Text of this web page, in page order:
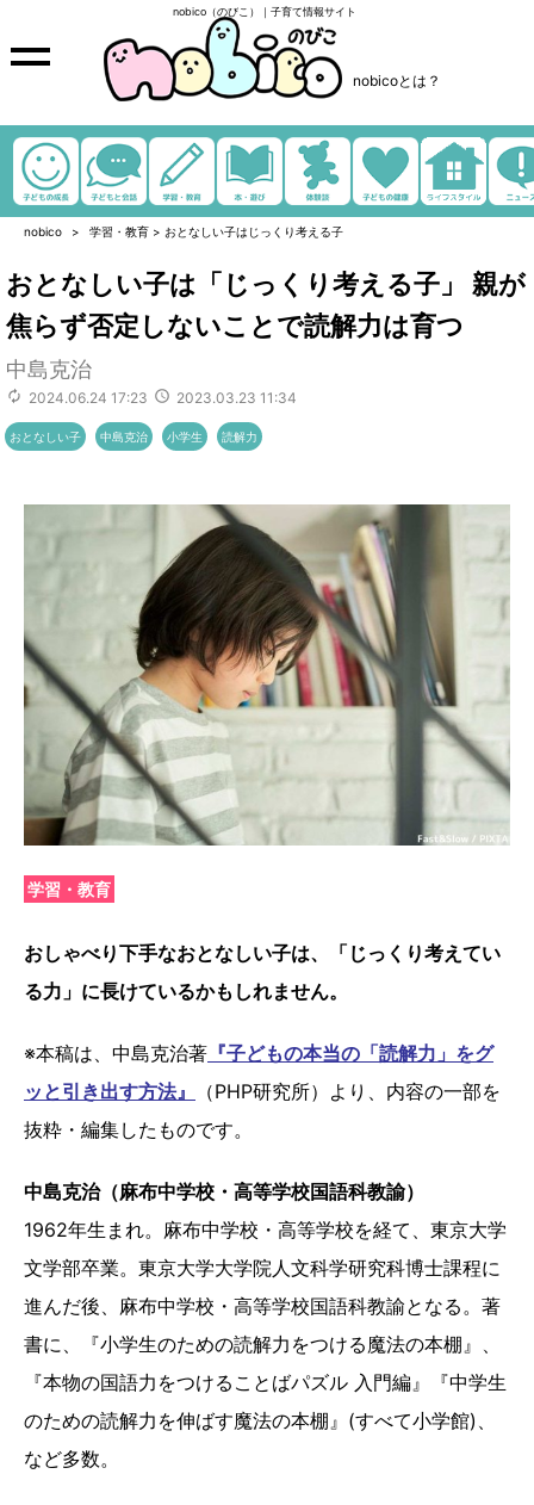
nobico（のびこ）｜子育て情報サイト
nobicoとは？
nobico 学習・教育 > おとなしい子はじっくり考える子
おとなしい子は「じっくり考える子」 親が
焦らず否定しないことで読解力は育つ
中島克治
2024.06.24 17:23 2023.03.23 11:34
おとなしい子 中島克治 小学生 読解力
学習・教育
おしゃべり下手なおとなしい子は、「じっくり考えてい
る力」に長けているかもしれません。
※本稿は、中島克治著 『子どもの本当の「読解力」をグ
ッと引き出す方法』
（PHP研究所）より、内容の一部を
抜粋・編集したものです。
中島克治（麻布中学校・高等学校国語科教諭）
1962年生まれ。麻布中学校・高等学校を経て、東京大学
文学部卒業。東京大学大学院人文科学研究科博士課程に
進んだ後、麻布中学校・高等学校国語科教諭となる。著
書に、『小学生のための読解力をつける魔法の本棚』、
『本物の国語力をつけることばパズル 入門編』『中学生
のための読解力を伸ばす魔法の本棚』(すべて小学館)、
など多数。